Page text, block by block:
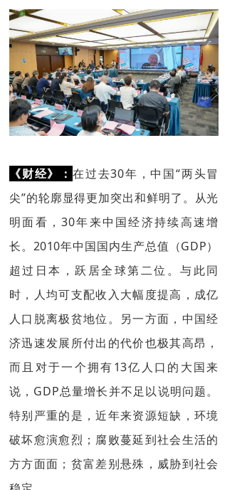
《财经》：在过去30年，中国“两头冒
尖”的轮廓显得更加突出和鲜明了。从光
明面看，30年来中国经济持续高速增
长。2010年中国国内生产总值（GDP）
超过日本，跃居全球第二位。与此同
时，人均可支配收入大幅度提高，成亿
人口脱离极贫地位。另一方面，中国经
济迅速发展所付出的代价也极其高昂，
而且对于一个拥有13亿人口的大国来
说，GDP总量增长并不足以说明问题。
特别严重的是，近年来资源短缺，环境
破坏愈演愈烈；腐败蔓延到社会生活的
方方面面；贫富差别悬殊，威胁到社会